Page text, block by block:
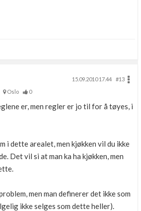
15.09.2010 17.44
#13
Oslo 0
er, men regler er jo til for å tøyes, i
i dette arealet, men kjøkken vil du ikke
Det vil si at man ka ha kjøkken, men
men man definerer det ikke som
ikke selges som dette heller).